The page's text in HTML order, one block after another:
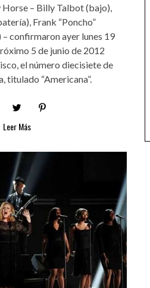
Horse – Billy Talbot (bajo),
Frank “Poncho”
confirmaron ayer lunes 19
5 de junio de 2012
el número diecisiete de
titulado “Americana”.
Leer Más